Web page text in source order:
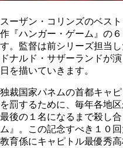
スーザン・コリンズのベス
作『ハンガー・ゲーム』の
す。監督は前シリーズ担当
ドナルド・サザーランドが
日を描いていきます。
独裁国家パネムの首都キャ
を罰するために、毎年各地
最後の１名になるまで殺し
ム』。この記念すべき１０
教育係にキャピトル最優秀